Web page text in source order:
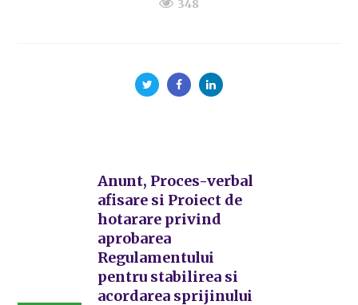
348
Anunt, Proces-verbal
afisare si Proiect de
hotarare privind
aprobarea
Regulamentului
pentru stabilirea si
acordarea sprijinului